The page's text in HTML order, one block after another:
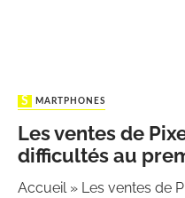
SMARTPHONES
Les ventes de
difficultés au
Accueil» Les ventes de